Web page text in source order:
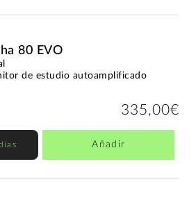
80 EVO
de estudio autoamplificado
335,00€
Añadir